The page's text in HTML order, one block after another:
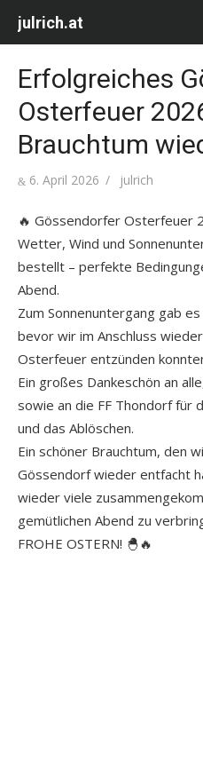
julrich.at
Erfolgreiches
Osterfeuer
Brauchtum
Posted
6. April 2026 Author
julrich
🔥 Gössendorfer Osterfeuer
Wetter, Wind und
bestellt – perfekte
Abend.
Zum Sonnenuntergang gab
bevor wir im Anschluss
Osterfeuer entzünden
Ein großes Dankeschön an
sowie an die FF Thondorf für
und das Ablöschen.
Ein schöner Brauchtum, den
Gössendorf wieder entfacht
wieder viele
gemütlichen Abend zu
FROHE OSTERN! 🐣🔥